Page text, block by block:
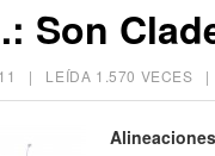
Son
| LEÍDA 1.570 VECES